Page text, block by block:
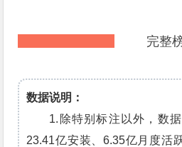
完整
数据说明：
1.除特别标注以外，数
23.41亿安装、6.35亿月度活